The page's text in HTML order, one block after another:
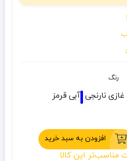
رنگ
غازی نارنجی آبی قرمز
افزودن به سبد خرید
این کالا